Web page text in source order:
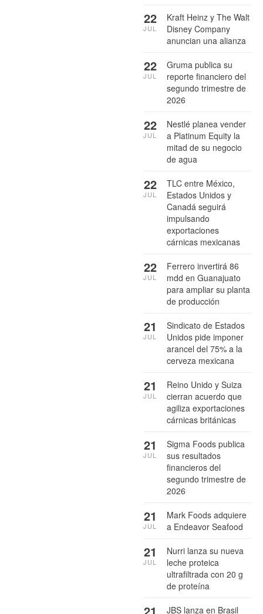
Kraft Heinz y The Walt
Disney Company
anuncian una alianza
22
JUL
Gruma publica su
reporte financiero del
segundo trimestre de
2026
22
JUL
Nestlé planea vender
a Platinum Equity la
mitad de su negocio
de agua
22
JUL
TLC entre México,
Estados Unidos y
Canadá seguirá
impulsando
exportaciones
cárnicas mexicanas
22
JUL
Ferrero invertirá 86
mdd en Guanajuato
para ampliar su planta
de producción
22
JUL
Sindicato de Estados
Unidos pide imponer
arancel del 75% a la
cerveza mexicana
21
JUL
Reino Unido y Suiza
cierran acuerdo que
agiliza exportaciones
cárnicas británicas
21
JUL
Sigma Foods publica
sus resultados
financieros del
segundo trimestre de
2026
21
JUL
Mark Foods adquiere
a Endeavor Seafood
21
JUL
Nurri lanza su nueva
leche proteica
ultrafiltrada con 20 g
de proteína
21
JUL
JBS lanza en Brasil